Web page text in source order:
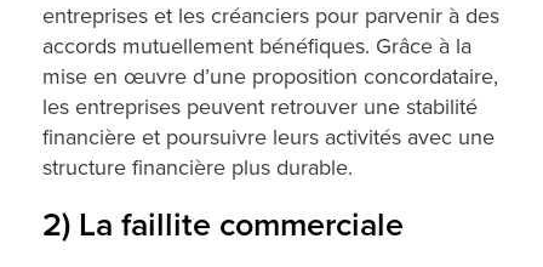
entreprises et les créanciers pour parvenir à des
accords mutuellement bénéfiques. Grâce à la
mise en œuvre d’une proposition concordataire,
les entreprises peuvent retrouver une stabilité
financière et poursuivre leurs activités avec une
structure financière plus durable.
2) La faillite commerciale